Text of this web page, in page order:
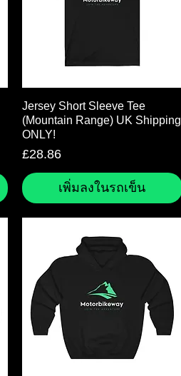
ดูข้อมูลด่วน
Jersey Short Sleeve Tee
(Mountain Range) UK Shipping
ONLY!
ราคา
£28.86
เพิ่มลงในรถเข็น